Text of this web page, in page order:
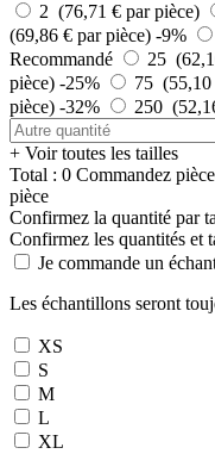
2 (76,71 € par pièce)
(69,86 € par pièce) -9%
Recommandé
25
pièce) -25% 75 (55,10
pièce) -32% 250
+ Voir toutes les tailles
Total : 0 Commandez
pièce
Confirmez la quantité par
Confirmez les quantités et
Je commande un
Les échantillons seront
XS
S
M
L
XL